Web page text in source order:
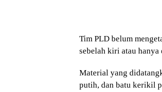
Tim PLD belum
sebelah kiri atau hanya
Material yang
putih, dan batu kerikil